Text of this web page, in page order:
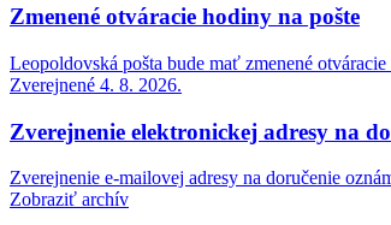
Zmenené otváracie hodiny na pošte
Leopoldovská pošta bude mať zmenené
Zverejnené 4. 8. 2026.
Zverejnenie elektronickej adresy na
Zverejnenie e-mailovej adresy na doručenie
Zobraziť archív